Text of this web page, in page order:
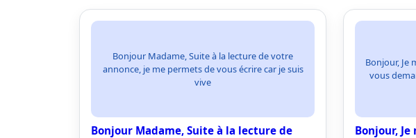
Bonjour Madame, Suite à la lecture de votre
annonce, je me permets de vous écrire car je suis
vive
Bonjour Madame, Suite à la lecture de
Bonjour, Je
vous
Bonjour,